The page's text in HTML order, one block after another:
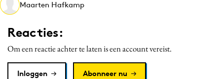
Merkstrategie
PR
Programmatic
Reputatie & crisis
Maarten Hafkamp
Reacties:
Om een reactie achter te laten is een account vereist.
Inloggen Abonneer nu